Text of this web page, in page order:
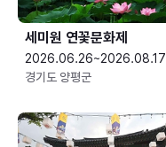
세미원 연꽃문화제
2026.06.26~2026.08.17
경기도 양평군